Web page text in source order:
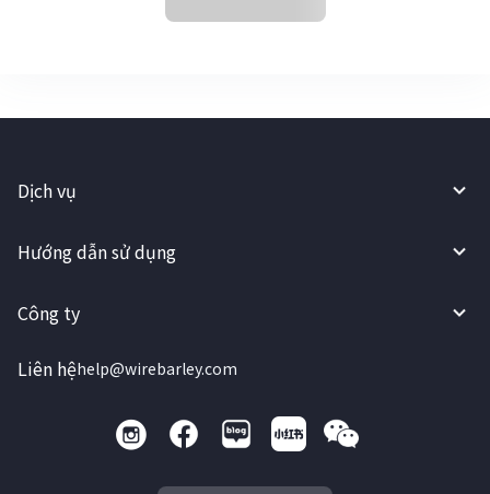
Dịch vụ
Hướng dẫn sử dụng
Công ty
Liên hệhelp@wirebarley.com